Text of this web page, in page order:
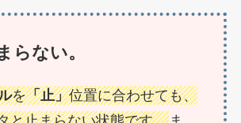
らない。
を「止」位置に合わせても、